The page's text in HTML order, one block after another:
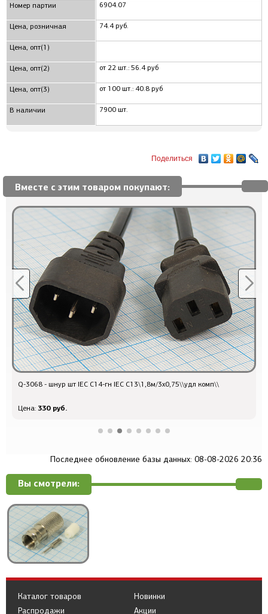
Номер партии
Цена, розничная
Цена, опт(1)
Цена, опт(2)
Цена, опт(3)
В наличии
6904.07
74.4 руб.
от 22 шт.: 56.4 руб
от 100 шт.: 40.8 руб
7900 шт.
Поделиться
Вместе с этим товаром покупают:
Q-3068 - шнур шт IEC C14-гн IEC C13\1,8м/3x0,75\\удл комп\\
Цена: 330 руб.
Последнее обновление базы данных: 08-08-2026 20:36
Вы смотрели:
Каталог товаров
Распродажи
Новинки
Акции